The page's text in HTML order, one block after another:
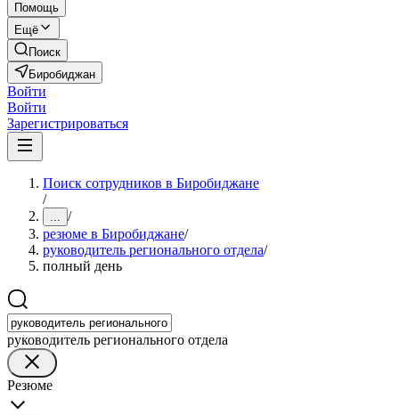
Помощь
Ещё
Поиск
Биробиджан
Войти
Войти
Зарегистрироваться
Поиск сотрудников в Биробиджане
/
... /
резюме в Биробиджане/
руководитель регионального отдела/
полный день
руководитель регионального отдела
Резюме